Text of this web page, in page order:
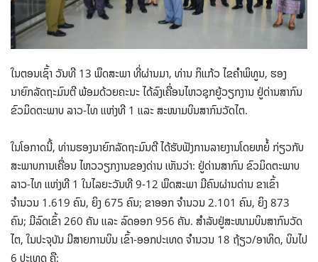
ໃນຕອນເຊົ້າ ວັນທີ 13 ພຶດສະພາ ທີ່ຜ່ານມາ, ທ່ານ ກິແກ້ວ ໄຂຄໍາພິທູນ, ຮອງ
ນາຍົກລັດຖະມົນຕີ ພ້ອມດ້ວຍຄະນະ ໄດ້ລົງເຄື່ອນໄຫວຊຸກຍູ້ວຽກງານ ຢູ່ດ່ານສາກົນ
ຂົວມິດຕະພາບ ລາວ-ໄທ ແຫ່ງທີ 1 ແລະ ສະໜາມບິນສາກົນວັດໄຕ.
ໃນໂອກາດນີ້, ທ່ານຮອງນາຍົກລັດຖະມົນຕີ ໄດ້ຮັບຟັງການລາຍງານໂດຍຫຍໍ້ ກ່ຽວກັບ
ສະພາບການເຄື່ອນ ໄຫວວຽກງານຂອງດ່ານ ເຫັນວ່າ: ຢູ່ດ່ານສາກົນ ຂົວມິດຕະພາບ
ລາວ-ໄທ ແຫ່ງທີ 1 ໃນໄລຍະວັນທີ 9-12 ພຶດສະພາ ມີຄົນຜ່ານດ່ານ ຂາເຂົ້າ
ຈຳນວນ 1.619 ຄົນ, ຍິງ 675 ຄົນ; ຂາອອກ ຈໍານວນ 2.101 ຄົນ, ຍິງ 873
ຄົນ; ມີລົດເຂົ້າ 260 ຄັນ ແລະ ລົດອອກ 956 ຄັນ. ສໍາລັບຢູ່ສະໜາມບິນສາກົນວັດ
ໄຕ, ໃນປະຈຸບັນ ມີສາຍການບິນ ເຂົ້າ-ອອກປະເທດ ຈຳນວນ 18 ຖ້ຽວ/ອາທິດ, ບິນໄປ
6 ປະເທດ ຄື: